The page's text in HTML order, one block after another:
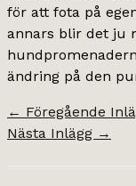
för att fota på
annars blir det ju
ändring på den
← Föregående
Nästa Inlägg →